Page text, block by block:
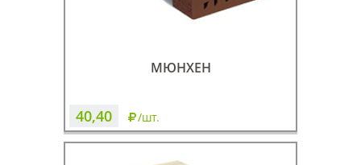
МЮНХЕН
40,40 /шт.